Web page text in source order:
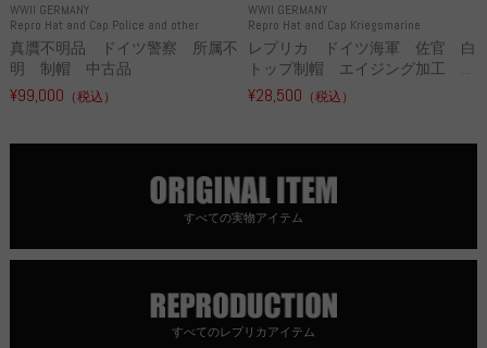
WWII GERMANY
Repro Hat and Cap Police and other
真贋不明品 ドイツ警察 所属不
明 制帽 中古品
¥99,000 （税込）
WWII GERMANY
Repro Hat and Cap Kriegsmarine
レプリカ ドイツ海軍 佐官 白
トップ制帽 エイジング加工 ...
¥28,500 （税込）
すべての実物アイテム
すべてのレプリカアイテム